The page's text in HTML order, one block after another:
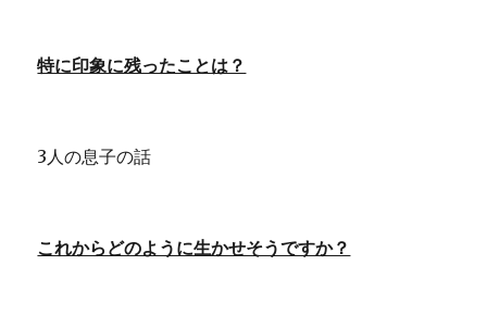
特に印象に残ったことは？
3人の息子の話
これからどのように生かせそうですか？